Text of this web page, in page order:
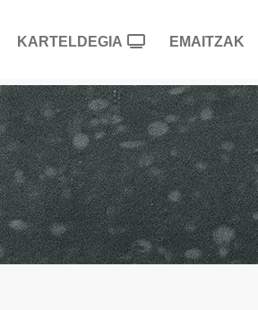
KARTELDEGIA EMAITZAK